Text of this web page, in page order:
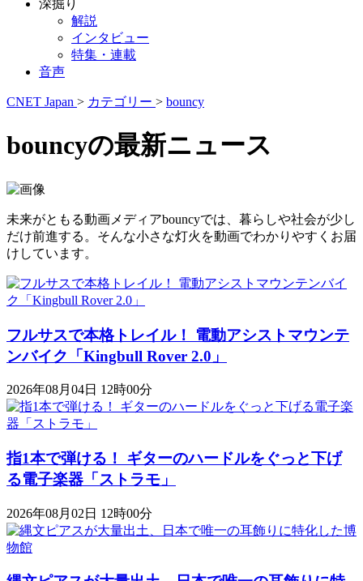
深掘り
解説
インタビュー
特集・連載
音声
CNET Japan > カテゴリー > bouncy
bouncyの最新ニュース
未来がともる動画メディアbouncyでは、暮らしや社会が少し
だけ前進する。そんな小さな灯火を動画でわかりやすくお届
けしています。
フルサスで本格トレイル！ 電動アシストマウンテ
ンバイク「Kingbull Rover 2.0」
2026年08月04日 12時00分
指1本で弾ける！ ギターのハードルをぐっと下げ
る電子楽器「ストラモ」
2026年08月02日 12時00分